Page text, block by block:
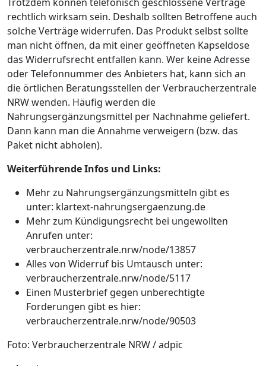
rechtlich wirksam sein. Deshalb sollten Betroffene auch
solche Verträge widerrufen. Das Produkt selbst sollte
man nicht öffnen, da mit einer geöffneten Kapseldose
das Widerrufsrecht entfallen kann. Wer keine Adresse
oder Telefonnummer des Anbieters hat, kann sich an
die örtlichen Beratungsstellen der Verbraucherzentrale
NRW wenden. Häufig werden die
Nahrungsergänzungsmittel per Nachnahme geliefert.
Dann kann man die Annahme verweigern (bzw. das
Paket nicht abholen).
Weiterführende Infos und Links:
Mehr zu Nahrungsergänzungsmitteln gibt es
unter: klartext-nahrungsergaenzung.de
Mehr zum Kündigungsrecht bei ungewollten
Anrufen unter:
verbraucherzentrale.nrw/node/13857
Alles von Widerruf bis Umtausch unter:
verbraucherzentrale.nrw/node/5117
Einen Musterbrief gegen unberechtigte
Forderungen gibt es hier:
verbraucherzentrale.nrw/node/90503
Foto: Verbraucherzentrale NRW / adpic